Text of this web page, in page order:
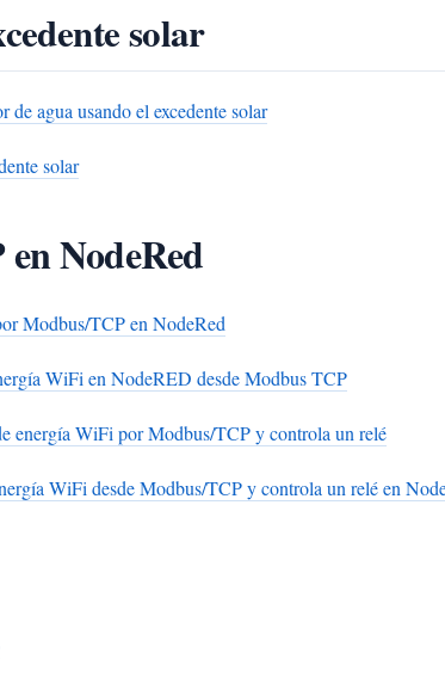
solar
agua usando el excedente solar
solar
NodeRed
Modbus/TCP en NodeRed
WiFi en NodeRED desde Modbus TCP
energía WiFi por Modbus/TCP y controla un relé
WiFi desde Modbus/TCP y controla un relé en